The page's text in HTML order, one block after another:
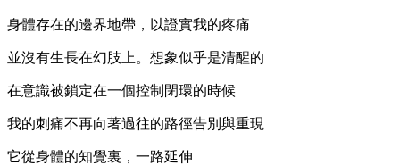
身體存在的邊界地帶，以證實我的疼痛
並沒有生長在幻肢上。想象似乎是清醒的
在意識被鎖定在一個控制閉環的時候
我的刺痛不再向著過往的路徑告別與重現
它從身體的知覺裏，一路延伸